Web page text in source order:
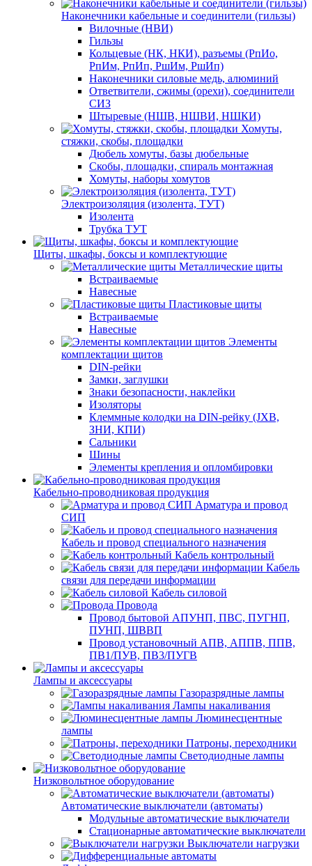
Наконечники кабельные и соединители (гильзы)
Вилочные (НВИ)
Гильзы
Кольцевые (НК, НКИ), разъемы (РпИо,
РпИм, РпИп, РшИм, РшИп)
Наконечники силовые медь, алюминий
Ответвители, сжимы (орехи), соединители
СИЗ
Штыревые (НШВ, НШВИ, НШКИ)
Хомуты,
стяжки, скобы, площадки
Дюбель хомуты, базы дюбельные
Скобы, площадки, спираль монтажная
Хомуты, наборы хомутов
Электроизоляция (изолента, ТУТ)
Изолента
Трубка ТУТ
Щиты, шкафы, боксы и комплектующие
Металлические щиты
Встраиваемые
Навесные
Пластиковые щиты
Встраиваемые
Навесные
Элементы
комплектации щитов
DIN-рейки
Замки, заглушки
Знаки безопасности, наклейки
Изоляторы
Клеммные колодки на DIN-рейку (JXB,
ЗНИ, КПИ)
Сальники
Шины
Элементы крепления и опломбировки
Кабельно-проводниковая продукция
Арматура и провод
СИП
Кабель и провод специального назначения
Кабель контрольный
Кабель
связи для передачи информации
Кабель силовой
Провода
Провод бытовой АПУНП, ПВС, ПУГНП,
ПУНП, ШВВП
Провод установочный АПВ, АППВ, ППВ,
ПВ1/ПУВ, ПВ3/ПУГВ
Лампы и аксессуары
Газоразрядные лампы
Лампы накаливания
Люминесцентные
лампы
Патроны, переходники
Светодиодные лампы
Низковольтное оборудование
Автоматические выключатели (автоматы)
Модульные автоматические выключатели
Стационарные автоматические выключатели
Выключатели нагрузки